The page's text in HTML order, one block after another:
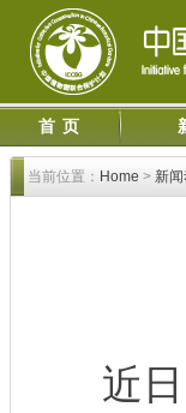
首 页
当前位置： Home > 新
近日